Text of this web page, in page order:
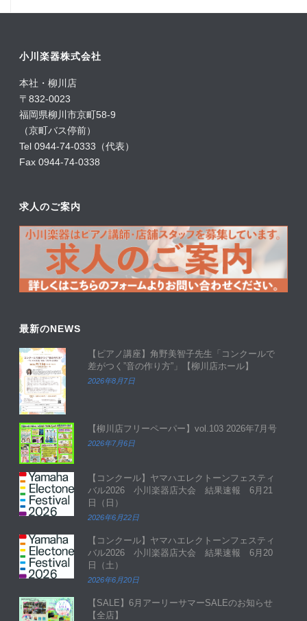
小川楽器株式会社
本社・柳川店
〒832-0023
福岡県柳川市京町58-9
（京町バス停前）
Tel 0944-74-0333（代表）
Fax 0944-74-0338
求人のご案内
最新のNEWS
【ピアノ講座】角野美智子先生「コンクールで
差がつく”音の作り方”」【柳川店ホール】
2026年8月7日
【柳川店フリーペーパー】vol.103 2026年7月号
2026年7月6日
【コンクール】ヤマハエレクトーンフェスティ
バル2026 小川楽器店大会 結果速報 6月21
日（日）
2026年6月22日
【コンクール】ヤマハエレクトーンフェスティ
バル2026 小川楽器店大会 結果速報 6月20
日（土）
2026年6月20日
【SALE】6月アーリーサマーSALEのお知らせ
【全店】